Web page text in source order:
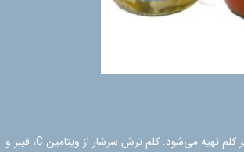
کلم ترش: یکی از شناخته‌شده‌ترین ترشی‌های تخمیری است که از تخمیر کلم تهیه می‌شود. کلم ترش سرشار از ویتامین C، فیبر و